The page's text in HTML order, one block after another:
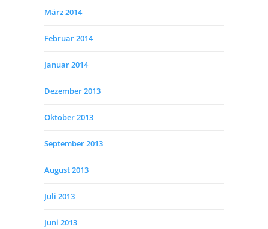
März 2014
Februar 2014
Januar 2014
Dezember 2013
Oktober 2013
September 2013
August 2013
Juli 2013
Juni 2013